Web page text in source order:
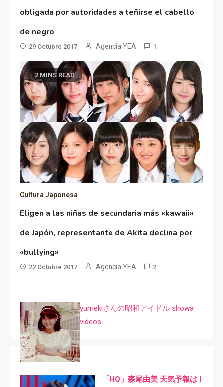
obligada por autoridades a teñirse el cabello
de negro
29 Octubre 2017 Agencia YEA 1
2 MINS READ
Cultura Japonesa
Eligen a las niñas de secundaria más «kawaii»
de Japón, representante de Akita declina por
«bullying»
22 Octubre 2017 Agencia YEA 2
yumekiさんの昭和アイドル showa
videos
「HQ」森尾由美 天気予報は I